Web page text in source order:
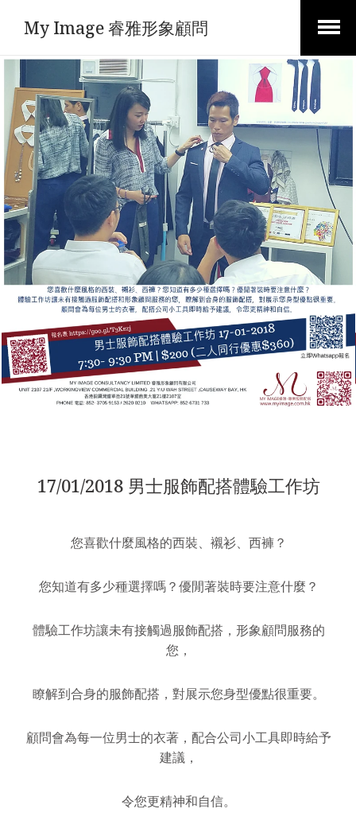
My Image 睿雅形象顧問
Open
17/01/2018 男士服飾配搭體驗工作坊
您喜歡什麼風格的西裝、襯衫、西褲？
您知道有多少種選擇嗎？優閒著裝時要注意什麼？
體驗工作坊讓未有接觸過服飾配搭，形象顧問服務的
您，
瞭解到合身的服飾配搭，對展示您身型優點很重要。
顧問會為每一位男士的衣著，配合公司小工具即時給予
建議，
令您更精神和自信。